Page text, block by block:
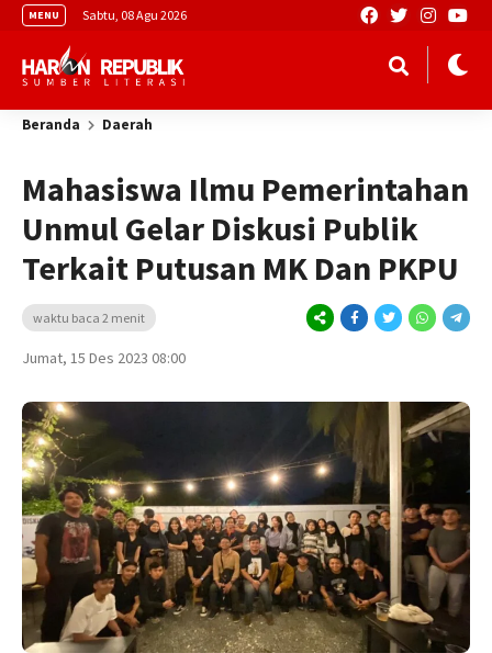
MENU Sabtu, 08 Agu 2026
Beranda Daerah
Mahasiswa Ilmu Pemerintahan
Unmul Gelar Diskusi Publik
Terkait Putusan MK Dan PKPU
waktu baca 2 menit
Jumat, 15 Des 2023 08:00